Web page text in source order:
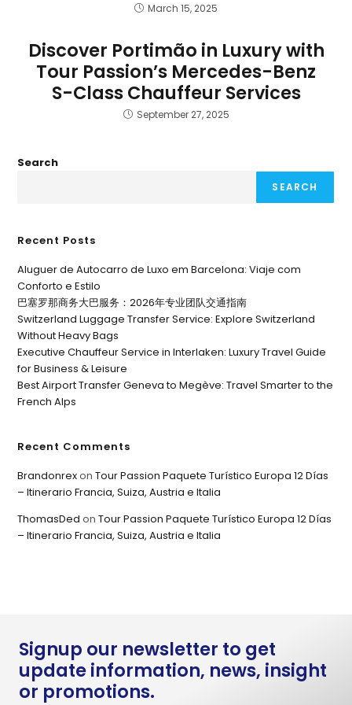
March 15, 2025
Discover Portimão in Luxury with
Tour Passion’s Mercedes-Benz
S-Class Chauffeur Services
September 27, 2025
Search
SEARCH
Recent Posts
Aluguer de Autocarro de Luxo em Barcelona: Viaje com
Conforto e Estilo
巴塞罗那商务大巴服务：2026年专业团队交通指南
Switzerland Luggage Transfer Service: Explore Switzerland
Without Heavy Bags
Executive Chauffeur Service in Interlaken: Luxury Travel Guide
for Business & Leisure
Best Airport Transfer Geneva to Megève: Travel Smarter to the
French Alps
Recent Comments
BrandonrexonTour Passion Paquete Turístico Europa 12 Días
– Itinerario Francia, Suiza, Austria e Italia
ThomasDed onTour Passion Paquete Turístico Europa 12 Días
– Itinerario Francia, Suiza, Austria e Italia
Signup our newsletter to get
update information, news, insight
or promotions.